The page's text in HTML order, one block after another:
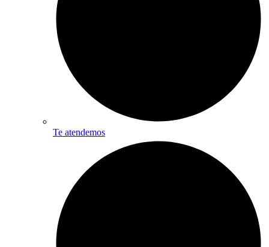
Te atendemos